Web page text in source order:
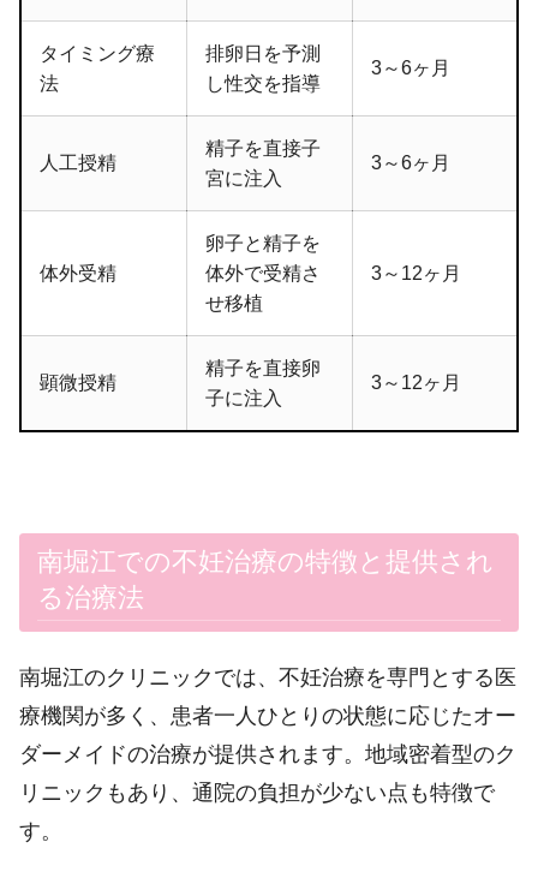
タイミング療
法
排卵日を予測
し性交を指導
3～6ヶ月
人工授精
精子を直接子
宮に注入
3～6ヶ月
体外受精
卵子と精子を
体外で受精さ
せ移植
3～12ヶ月
顕微授精
精子を直接卵
子に注入
3～12ヶ月
南堀江での不妊治療の特徴と提供され
る治療法
南堀江のクリニックでは、不妊治療を専門とする医
療機関が多く、患者一人ひとりの状態に応じたオー
ダーメイドの治療が提供されます。地域密着型のク
リニックもあり、通院の負担が少ない点も特徴で
す。